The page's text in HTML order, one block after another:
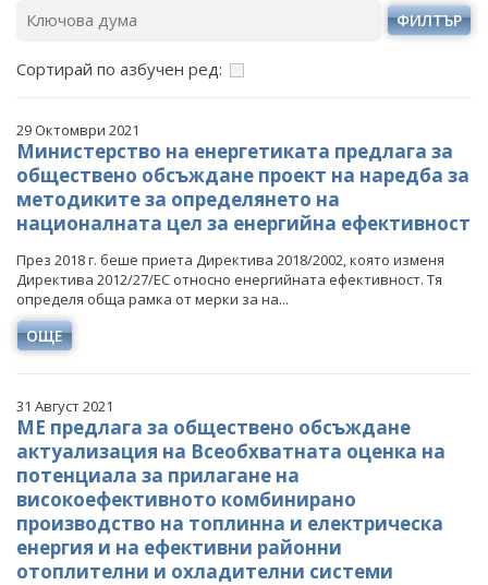
ОБСЪЖДАНЕ
ПАРЛАМЕНТАРЕН КОНТРОЛ
ФОТОГАЛЕРИЯ
ВИДЕОГАЛЕРИЯ
ФИЛТЪР
Сортирай по азбучен ред:
29 Октомври 2021
Министерство на енергетиката предлага за
обществено обсъждане проект на наредба за
методиките за определянето на
националната цел за енергийна ефективност
През 2018 г. беше приета Директива 2018/2002, която изменя
Директива 2012/27/ЕС относно енергийната ефективност. Тя
определя обща рамка от мерки за на...
ОЩЕ
31 Август 2021
МE предлага за обществено обсъждане
актуализация на Всеобхватната оценка на
потенциала за прилагане на
високоефективното комбинирано
производство на топлинна и електрическа
енергия и на ефективни районни
отоплителни и охладителни системи